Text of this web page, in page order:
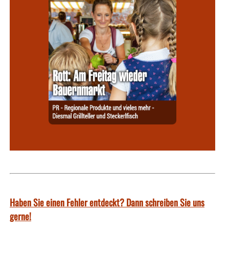
Haben Sie einen Fehler entdeckt? Dann schreiben Sie uns
gerne!